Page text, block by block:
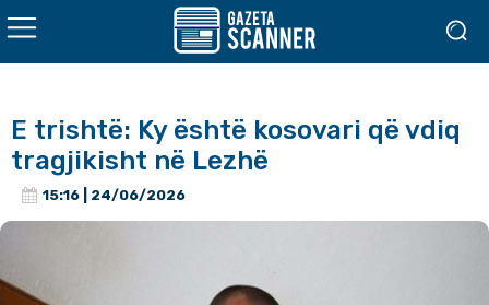
E trishtë: Ky është kosovari që vdiq
tragjikisht në Lezhë
15:16 | 24/06/2026